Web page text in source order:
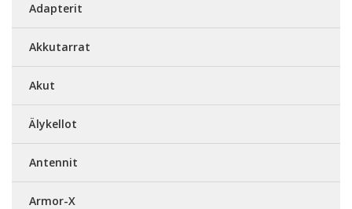
Adapterit
Akkutarrat
Akut
Älykellot
Antennit
Armor-X